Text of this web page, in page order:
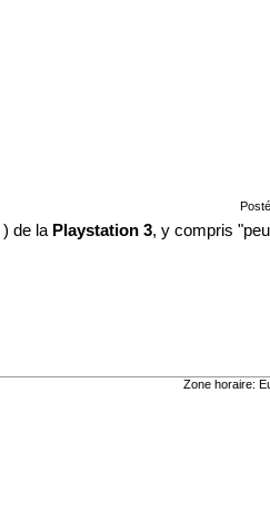
) de la Playstation 3, y compris
Zone horaire: